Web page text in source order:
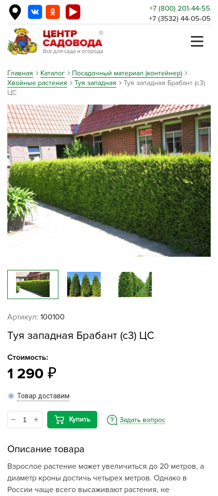
+7 (800) 201-44-55
+7 (3532) 44-05-05
Главная Каталог
Посадочный материал (контейнер)
Хвойные растения
Туя западная
Туя западная Брабант (c3)
ЦС
Артикул: 100100
Туя западная Брабант (c3) ЦС
Стоимость:
1 290
Товар доставим
Купить Задать вопрос
Описание товара
Взрослое растение может увеличиться до 20 метров, а
диаметр кроны достичь четырех метров. Однако в
России чаще всего высаживают растения, не